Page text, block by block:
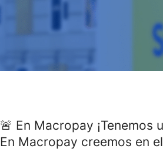
🚨 En Macropay
En Macropay creemos en